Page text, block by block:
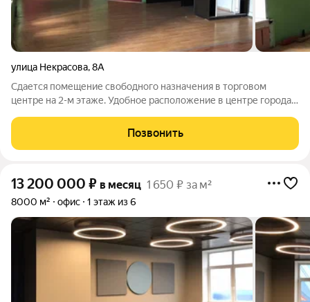
улица Некрасова,8А
Сдается помещение свободного назначения в торговом
центре на 2-м этаже. Удобное расположение в центре города,
Общая площадь 70 м2, есть возможность уменьшить или
увеличить площадь при
Позвонить
13 200 000 ₽ в месяц 1 650 ₽ за м²
8000 м² офис 1 этаж из 6